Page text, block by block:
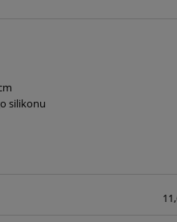
silikonu
zawiera ewentualnych kosztów